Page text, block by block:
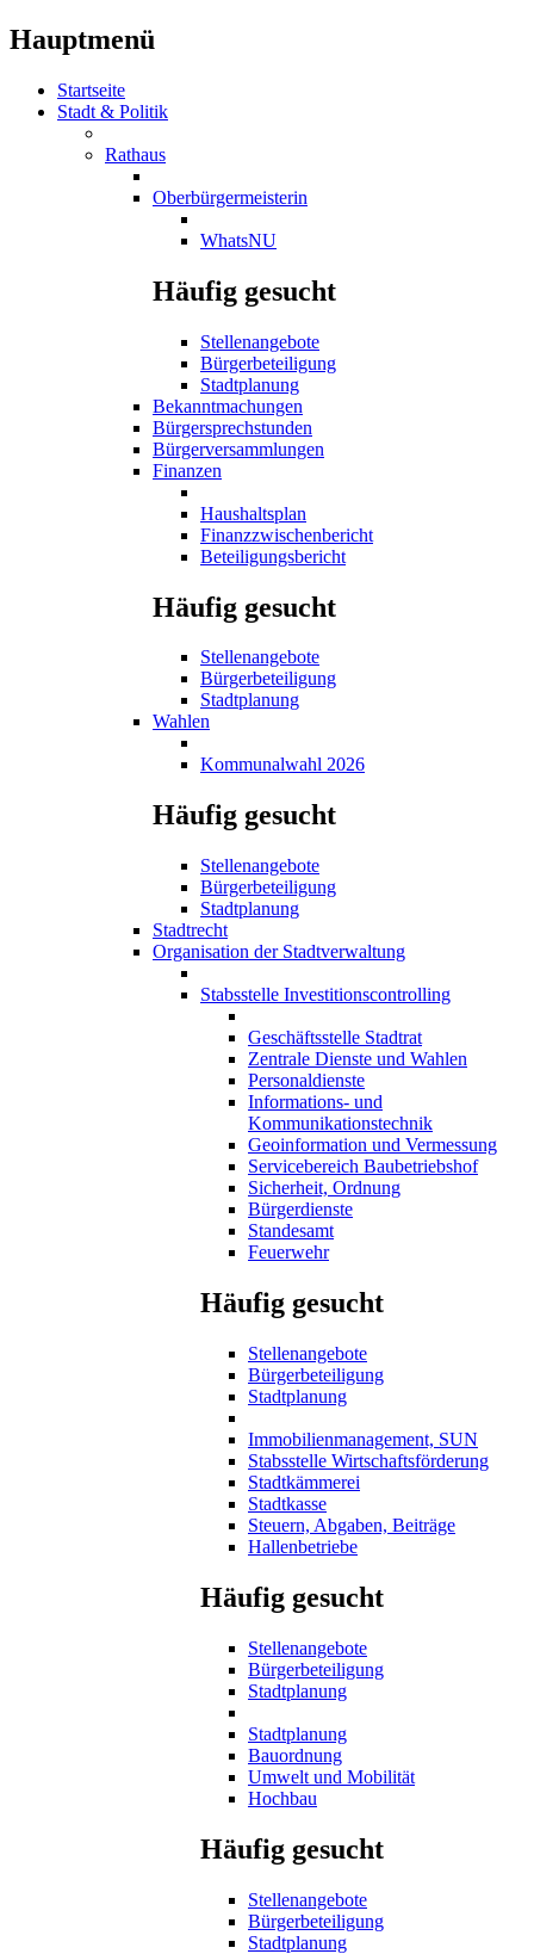
Hauptmenü
Startseite
Stadt & Politik
Rathaus
Oberbürgermeisterin
WhatsNU
Häufig gesucht
Stellenangebote
Bürgerbeteiligung
Stadtplanung
Bekanntmachungen
Bürgersprechstunden
Bürgerversammlungen
Finanzen
Haushaltsplan
Finanzzwischenbericht
Beteiligungsbericht
Häufig gesucht
Stellenangebote
Bürgerbeteiligung
Stadtplanung
Wahlen
Kommunalwahl 2026
Häufig gesucht
Stellenangebote
Bürgerbeteiligung
Stadtplanung
Stadtrecht
Organisation der Stadtverwaltung
Stabsstelle Investitionscontrolling
Geschäftsstelle Stadtrat
Zentrale Dienste und Wahlen
Personaldienste
Informations- und
Kommunikationstechnik
Geoinformation und Vermessung
Servicebereich Baubetriebshof
Sicherheit, Ordnung
Bürgerdienste
Standesamt
Feuerwehr
Häufig gesucht
Stellenangebote
Bürgerbeteiligung
Stadtplanung
Immobilienmanagement, SUN
Stabsstelle Wirtschaftsförderung
Stadtkämmerei
Stadtkasse
Steuern, Abgaben, Beiträge
Hallenbetriebe
Häufig gesucht
Stellenangebote
Bürgerbeteiligung
Stadtplanung
Stadtplanung
Bauordnung
Umwelt und Mobilität
Hochbau
Häufig gesucht
Stellenangebote
Bürgerbeteiligung
Stadtplanung